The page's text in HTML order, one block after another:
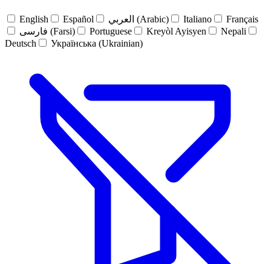
English Español العربي (Arabic) Italiano
Français
فارسی (Farsi)
Portuguese Kreyòl Ayisyen
Nepali
Deutsch
Українська (Ukrainian)